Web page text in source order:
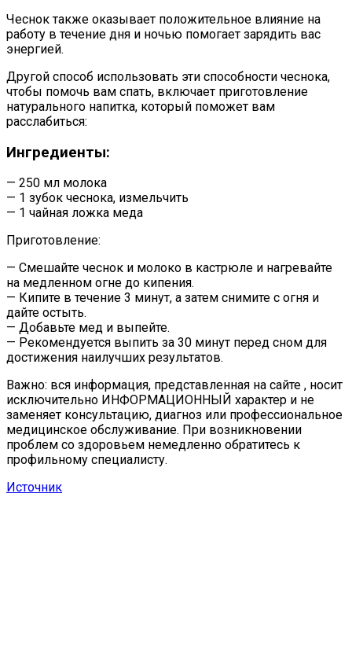
Чеснок также оказывает положительное влияние на
работу в течение дня и ночью помогает зарядить вас
энергией.
Другой способ использовать эти способности чеснока,
чтобы помочь вам спать, включает приготовление
натурального напитка, который поможет вам
расслабиться:
Ингредиенты:
— 250 мл молока
— 1 зубок чеснока, измельчить
— 1 чайная ложка меда
Приготовление:
— Смешайте чеснок и молоко в кастрюле и нагревайте
на медленном огне до кипения.
— Кипите в течение 3 минут, а затем снимите с огня и
дайте остыть.
— Добавьте мед и выпейте.
— Рекомендуется выпить за 30 минут перед сном для
достижения наилучших результатов.
Важно: вся информация, представленная на сайте , носит
исключительно ИНФОРМАЦИОННЫЙ характер и не
заменяет консультацию, диагноз или профессиональное
медицинское обслуживание. При возникновении
проблем со здоровьем немедленно обратитесь к
профильному специалисту.
Источник